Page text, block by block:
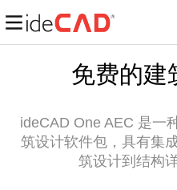
免费的建
ideCAD One AEC 是一
筑设计软件包，具有集
筑设计到结构